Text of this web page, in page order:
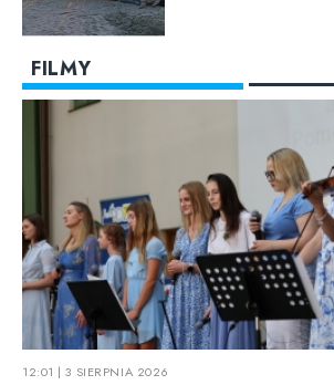
FILMY
12:01 | 3 SIERPNIA 2026